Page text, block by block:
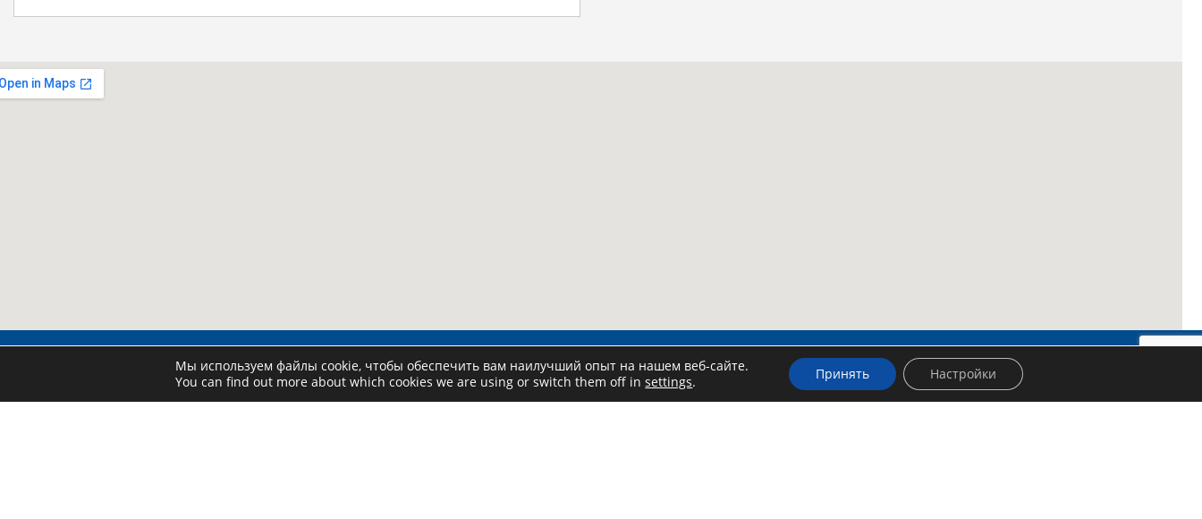
Прокат инструментов Информация Категории
Мы используем файлы cookie, чтобы обеспечить вам наилучший опыт на нашем веб-сайте.
You can find out more about which cookies we are using or switch them off insettings. Принять Настройки